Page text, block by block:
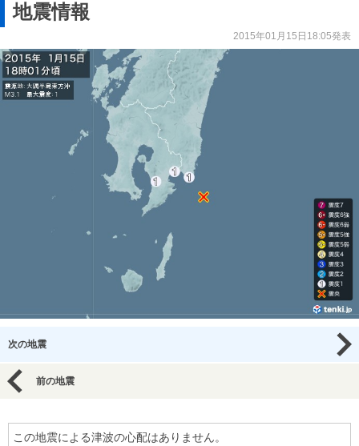
地震情報
2015年01月15日18:05発表
次の地震
前の地震
この地震による津波の心配はありません。